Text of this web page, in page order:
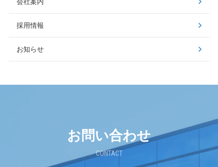
採用情報
お知らせ
お問い合わせ
CONTACT